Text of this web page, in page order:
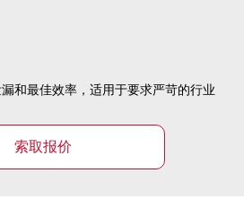
和最佳效率，适用于要求严苛的行业
索取报价